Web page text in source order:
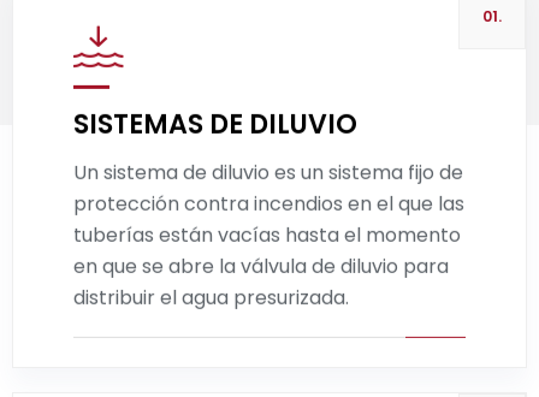
SISTEMAS DE DILUVIO
Un sistema de diluvio es un sistema fijo de
protección contra incendios en el que las
tuberías están vacías hasta el momento
en que se abre la válvula de diluvio para
distribuir el agua presurizada.
01.
Leer más